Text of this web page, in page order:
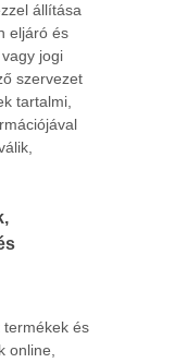
állítása
eljáró és
jogi
szervezet
tartalmi,
termékek és
online,